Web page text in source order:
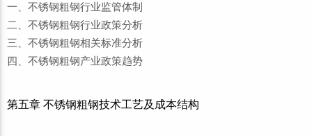
一、不锈钢粗钢行业监管体制
二、不锈钢粗钢行业政策分析
三、不锈钢粗钢相关标准分析
四、不锈钢粗钢产业政策趋势
第五章 不锈钢粗钢技术工艺及成本结构